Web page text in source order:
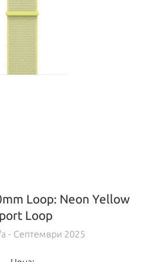
Loop: Neon Yellow
Loop
- Септември 2025